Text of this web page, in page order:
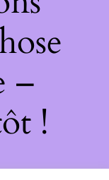
–
!